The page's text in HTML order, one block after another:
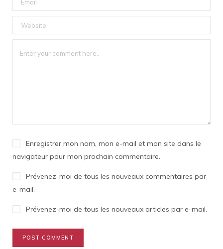
Enregistrer mon nom, mon e-mail et mon site dans le
navigateur pour mon prochain commentaire.
Prévenez-moi de tous les nouveaux commentaires par
e-mail.
Prévenez-moi de tous les nouveaux articles par e-mail.